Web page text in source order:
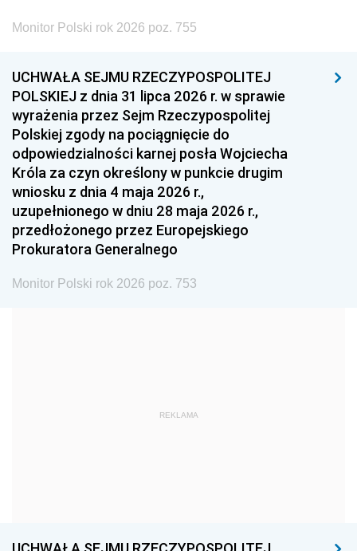
1996 1995 1994
1993 1992 1991
1990 1989
1987 1986 1985
1984 1983
1981 1980 1979
1978 1977
1975 1974
1959
Monitor Polski rok 2026 poz. 755
UCHWAŁA SEJMU RZECZYPOSPOLITEJ
POLSKIEJ z dnia 31 lipca 2026 r. w sprawie
wyrażenia przez Sejm Rzeczypospolitej
Polskiej zgody na pociągnięcie do
odpowiedzialności karnej posła Wojciecha
Króla za czyn określony w punkcie drugim
wniosku z dnia 4 maja 2026 r.,
uzupełnionego w dniu 28 maja 2026 r.,
przedłożonego przez Europejskiego
Prokuratora Generalnego
Monitor Polski rok 2026 poz. 753
REKLAMA